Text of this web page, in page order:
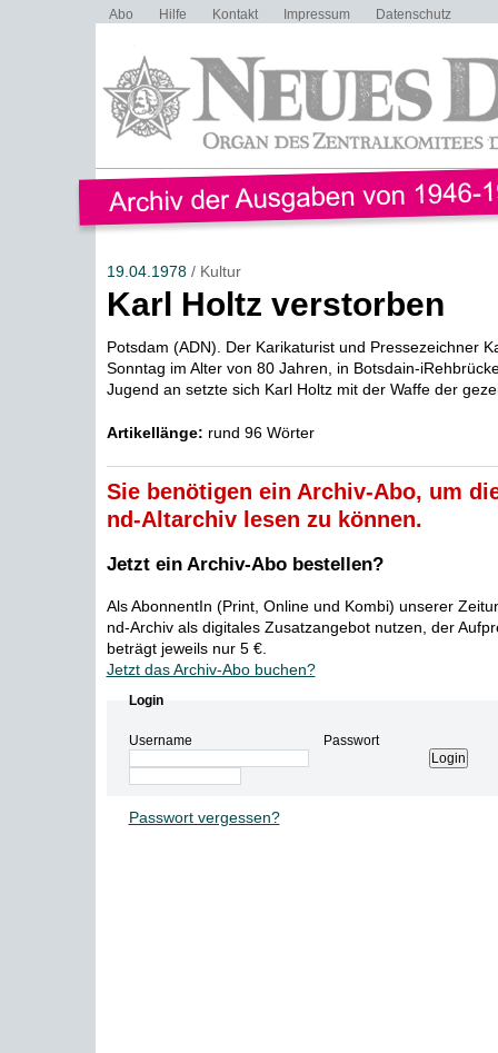
Abo Hilfe Kontakt Impressum Datenschutz
19.04.1978/ Kultur
Karl Holtz verstorben
Potsdam (ADN). Der Karikaturist und Pressezeichner
Sonntag im Alter von 80 Jahren, in Botsdain-
Jugend an setzte sich Karl Holtz mit der Waffe der
Artikellänge: rund 96 Wörter
Sie benötigen ein Archiv-Abo, um
nd-Altarchiv lesen zu können.
Jetzt ein Archiv-Abo bestellen?
Als AbonnentIn (Print, Online und Kombi) unserer
nd-Archiv als digitales Zusatzangebot nutzen, der
beträgt jeweils nur 5 €.
Jetzt das Archiv-Abo buchen?
Login
Username Passwort
Passwort vergessen?